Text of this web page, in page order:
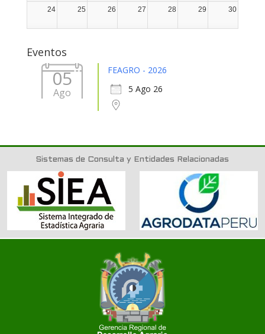
24 25 26 27 28 29 30
Eventos
05
Ago
FEAGRO - 2026
5 Ago 26
Sistemas de Consulta y Entidades Relacionadas